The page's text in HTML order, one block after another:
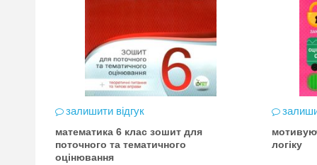
залишити відгук
математика 6 клас зошит для
поточного та тематичного
оцінювання
логіку